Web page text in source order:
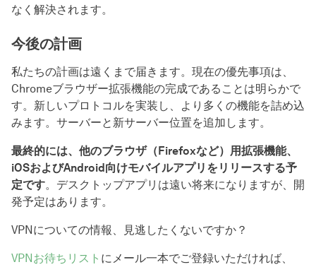
なく解決されます。
今後の計画
私たちの計画は遠くまで届きます。現在の優先事項は、
Chromeブラウザー拡張機能の完成であることは明らかで
す。新しいプロトコルを実装し、より多くの機能を詰め込
みます。サーバーと新サーバー位置を追加します。
最終的には、他のブラウザ（Firefoxなど）用拡張機能、
iOSおよびAndroid向けモバイルアプリをリリースする予
定です。デスクトップアプリは遠い将来になりますが、開
発予定はあります。
VPNについての情報、見逃したくないですか？
VPNお待ちリスト にメール一本でご登録いただければ、